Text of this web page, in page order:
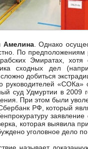
. Однако
По
Эмиратах,
сходных дел
добиться
«СОКа»
суд Удмуртии в 2009
При этом были
РФ, который
которая выявила
уголовное дело